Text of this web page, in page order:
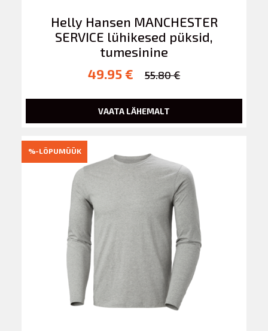
Helly Hansen MANCHESTER
SERVICE lühikesed püksid,
tumesinine
49.95 €
55.80 €
VAATA LÄHEMALT
%-LÕPUMÜÜK